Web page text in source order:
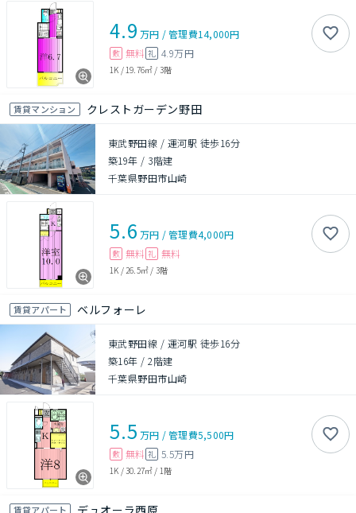
4.9 万円 /管理費14,000円
敷 無料 礼 4.9万円
1K / 19.76㎡ / 3階
賃貸マンション クレストガーデン野田
東武野田線 / 運河駅 徒歩16分
築19年 / 3階建
千葉県野田市山崎
5.6 万円 /管理費4,000円
敷 無料 礼 無料
1K / 26.5㎡ / 3階
賃貸アパート ベルフォーレ
東武野田線 / 運河駅 徒歩16分
築16年 /2階建
千葉県野田市山崎
5.5 万円 /管理費5,500円
敷 無料 礼 5.5万円
1K /30.27㎡ / 1階
賃貸アパート デュオーラ西原